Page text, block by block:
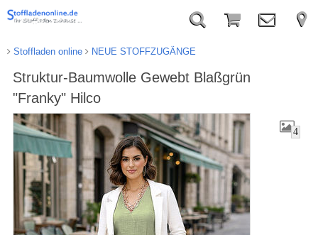
Stoffladen online NEUE STOFFZUGÄNGE
Struktur-Baumwolle Gewebt Blaßgrün
"Franky" Hilco
4